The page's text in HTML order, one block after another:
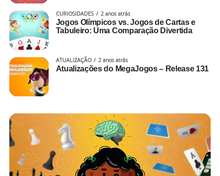
CURIOSIDADES 2 anos atrás
Jogos Olímpicos vs. Jogos de Cartas e
Tabuleiro: Uma Comparação Divertida
ATUALIZAÇÃO 2 anos atrás
Atualizações do MegaJogos – Release 131